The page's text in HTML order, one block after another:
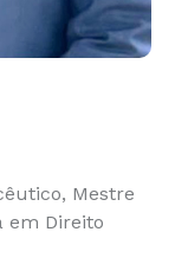
Mestre
em Direito